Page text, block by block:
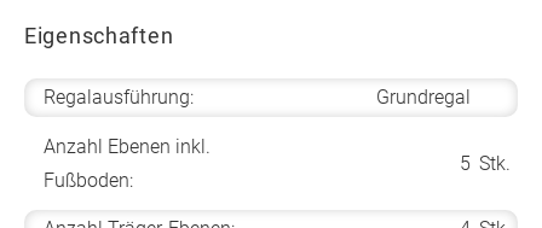
Eigenschaften
Regalausführung: Grundregal
Anzahl Ebenen inkl.
Fußboden:
5 Stk.